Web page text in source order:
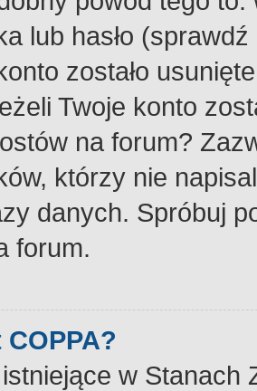
lub hasło
zostało
Twoje konto
na forum?
którzy nie
danych. Spróbuj
forum.
w Stanach